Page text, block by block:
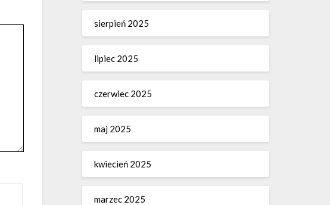
sierpień 2025
lipiec 2025
czerwiec 2025
maj 2025
kwiecień 2025
marzec 2025